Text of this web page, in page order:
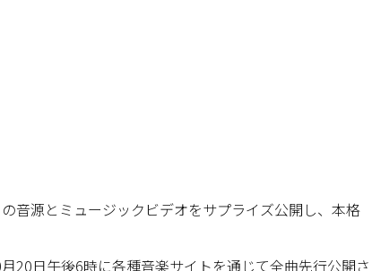
音源とミュージックビデオをサプライズ公開し、本格
20日午後6時に各種音楽サイトを通じて全曲先行公開さ